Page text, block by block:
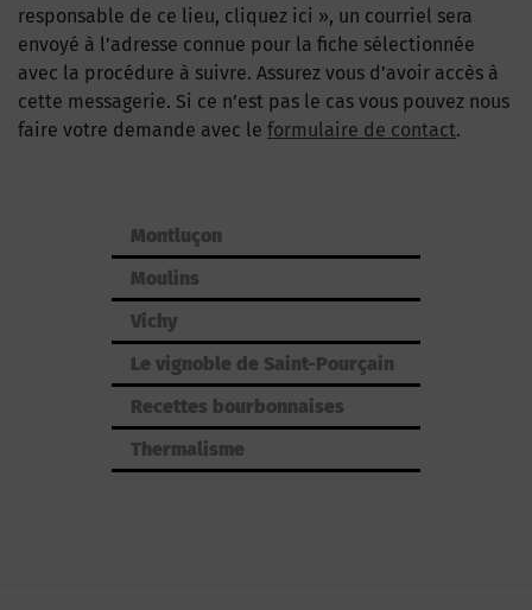
responsable de ce lieu, cliquez ici », un courriel sera
envoyé à l’adresse connue pour la fiche sélectionnée
avec la procédure à suivre. Assurez vous d’avoir accès à
cette messagerie. Si ce n’est pas le cas vous pouvez nous
faire votre demande avec le formulaire de contact.
Montluçon
Moulins
Vichy
Le vignoble de Saint-Pourçain
Recettes bourbonnaises
Thermalisme